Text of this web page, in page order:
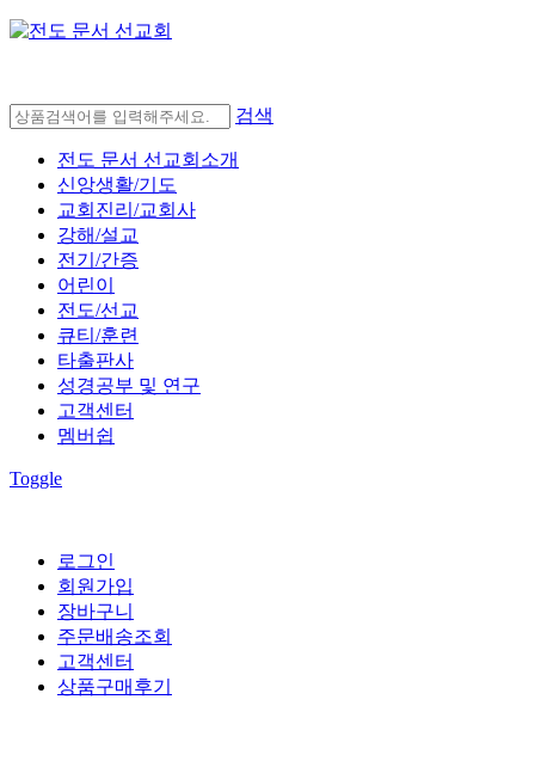
검색
전도 문서 선교회소개
신앙생활/기도
교회진리/교회사
강해/설교
전기/간증
어린이
전도/선교
큐티/훈련
타출판사
성경공부 및 연구
고객센터
멤버쉽
Toggle
로그인
회원가입
장바구니
주문배송조회
고객센터
상품구매후기